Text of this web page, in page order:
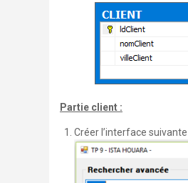
Partie client :
Créer l’interface suivante